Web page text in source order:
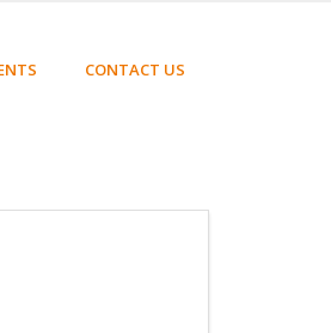
CONTACT US